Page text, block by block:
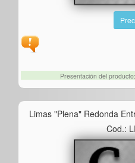
Presentación del
Limas "plena" Redonda
Cod.: